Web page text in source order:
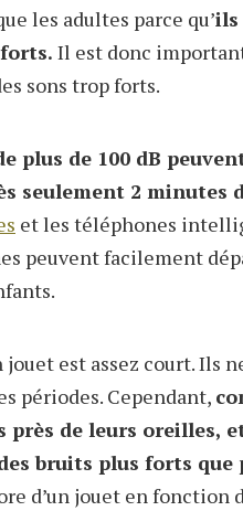
les adultes parce qu’ils
Il est donc
sons trop forts.
plus de 100 dB
seulement 2 minutes
et les téléphones
peuvent facilement
est assez court. Ils
périodes. Cependant,
de leurs oreilles,
bruits plus forts que
d’un jouet en fonction